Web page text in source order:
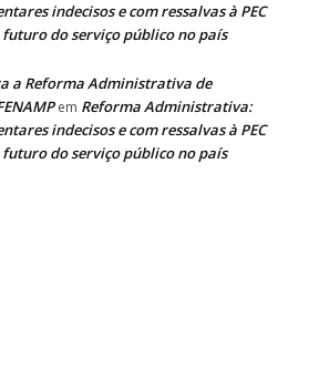
indecisos e com ressalvas à PEC
do serviço público no país
a Reforma Administrativa de
em Reforma Administrativa:
indecisos e com ressalvas à PEC
do serviço público no país